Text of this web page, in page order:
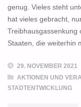
MOBIL"
genug. Vieles steht
hat vieles gebracht,
Treibhausgassenkung
Staaten, die weiterhin
29. NOVEMBER 2021
AKTIONEN UND
STADTENTWICKLUNG